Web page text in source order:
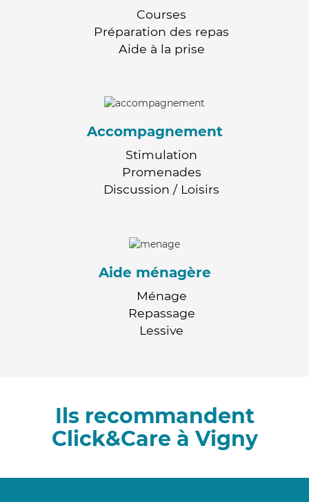
Courses
Préparation des repas
Aide à la prise
Accompagnement
Stimulation
Promenades
Discussion / Loisirs
Aide ménagère
Ménage
Repassage
Lessive
Ils recommandent
Click&Care à Vigny